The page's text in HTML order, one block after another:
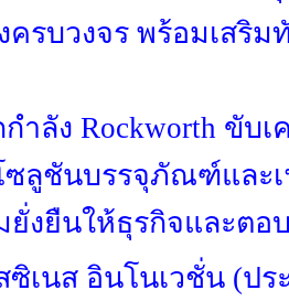
ครบวงจร พร้อมเสริม
กำลัง Rockworth ขับ
ลูชันบรรจุภัณฑ์และเ
งยืนให้ธุรกิจและตอ
เนส อินโนเวชั่น (ปร